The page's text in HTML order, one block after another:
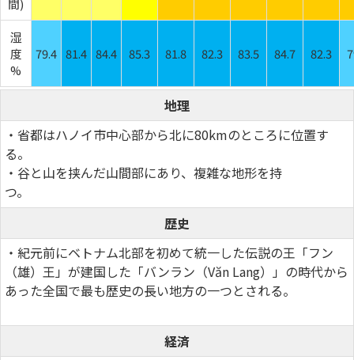
間)
湿
度
%
79.4 81.4 84.4 85.3 81.8 82.3 83.5 84.7 82.3
地理
・省都はハノイ市中心部から北に80kmのところに位置す
る。
・谷と山を挟んだ山間部にあり、複雑な地形を持
つ。
歴史
・紀元前にベトナム北部を初めて統一した伝説の王「フン
（雄）王」が建国した「バンラン（Văn Lang）」の時代から
あった全国で最も歴史の長い地方の一つとされる。
経済